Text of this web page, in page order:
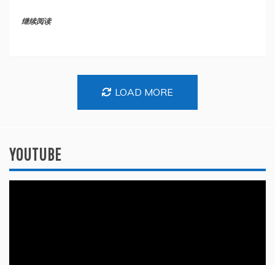
继续阅读
LOAD MORE
YOUTUBE